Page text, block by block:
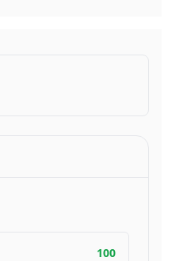
100